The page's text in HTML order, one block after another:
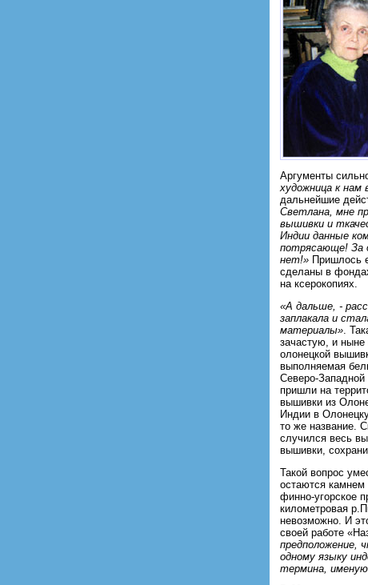
Аргументы
художница к
дальнейшие
Светлана, мне
вышивки и
Индии данные
потрясающе! За
нет!» Пришлось
сделаны в
на ксерокопиях.
«А дальше, -
заплакала и
материалы» .
зачастую, и
олонецкой
выполняемая
Северо-
пришли на
вышивки из
Индии в
то же название.
случился весь
вышивки,
Такой вопрос
остаются камнем
финно-угорское
километровая
невозможно. И
своей работе
предположение,
одному языку
термина,